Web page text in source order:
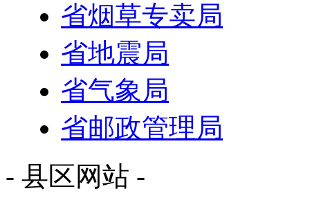
省烟草专卖局
省地震局
省气象局
省邮政管理局
- 县区网站 -